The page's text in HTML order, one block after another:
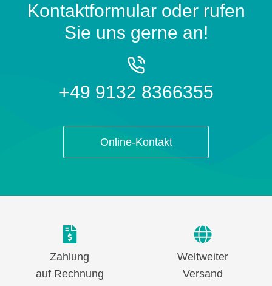
Kontaktformular oder rufen
Sie uns gerne an!
+49 9132 8366355
Online-Kontakt
Zahlung
auf Rechnung
Weltweiter
Versand